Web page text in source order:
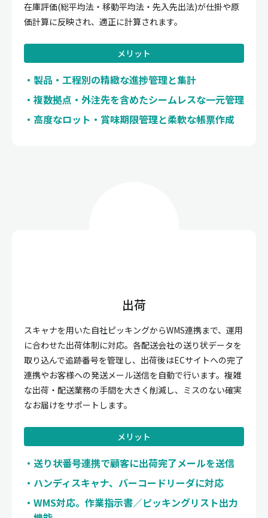
在庫評価(総平均法・移動平均法・先入先出法)が仕掛や原
価計算に反映され、適正に計算されます。
メリット
製品・工程別の精緻な進捗管理と集計
複数拠点・外注先を含めたシームレスな一元管理
高度なロット・賞味期限管理と柔軟な帳票作成
出荷
スキャナを用いた自社ピッキングからWMS連携まで、運用
に合わせた出荷体制に対応。各配送会社の送り状データを
取り込んで追跡番号を管理し、出荷後はECサイトへの完了
連携やお客様への発送メール送信を自動で行います。複雑
な出荷・配送業務の手間を大きく削減し、ミスのない確実
なお届けをサポートします。
メリット
送り状番号連携で顧客に出荷完了メールを送信
ハンディスキャナ、バーコードリーダに対応
WMS対応。作業指示書／ピッキングリスト出力